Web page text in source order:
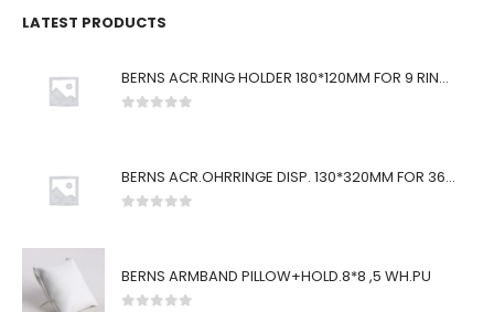
LATEST PRODUCTS
BERNS ACR.RING HOLDER 180*120MM FOR 9 RINGS
BERNS ACR.OHRRINGE DISP. 130*320MM FOR 36 PAIRS
BERNS ARMBAND PILLOW+HOLD.8*8 ,5 WH.PU